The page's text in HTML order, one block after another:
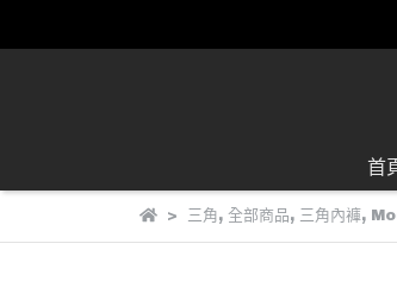
首
三角, 全部商品, 三角內褲,